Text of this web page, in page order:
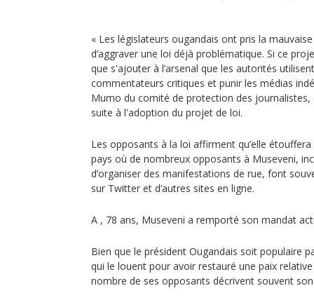
« Les législateurs ougandais ont pris la
d’aggraver une loi déjà problématique. Si ce
que s'ajouter à l’arsenal que les autorités
commentateurs critiques et punir les médias
Mumo du comité de protection des
suite à l'adoption du projet de loi.
Les opposants à la loi affirment qu’elle étouffera
pays où de nombreux opposants à Museveni,
d’organiser des manifestations de rue, font
sur Twitter et d’autres sites en ligne.
A , 78 ans, Museveni a remporté son mandat
Bien que le président Ougandais soit populaire
qui le louent pour avoir restauré une paix
nombre de ses opposants décrivent souvent